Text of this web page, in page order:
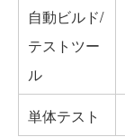
自動ビルド/
テストツー
ル
単体テスト